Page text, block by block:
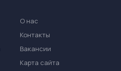
О нас
Контакты
Вакансии
Карта сайта